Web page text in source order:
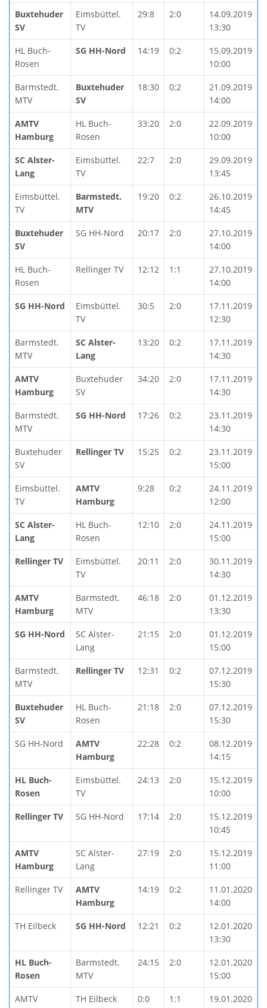
Buxtehuder
SV
Eimsbüttel.
TV
29:8 2:0
14.09.2019
13:30
HL Buch-
Rosen
SG HH-Nord 14:19 0:2
15.09.2019
10:00
Barmstedt.
MTV
Buxtehuder
SV
18:30 0:2
21.09.2019
14:00
AMTV
Hamburg
HL Buch-
Rosen
33:20 2:0
22.09.2019
10:00
SC Alster-
Lang
Eimsbüttel.
TV
22:7 2:0
29.09.2019
13:45
Eimsbüttel.
TV
Barmstedt.
MTV
19:20 0:2
26.10.2019
14:45
Buxtehuder
SV
SG HH-Nord 20:17 2:0
27.10.2019
14:00
HL Buch-
Rosen
Rellinger TV 12:12 1:1
27.10.2019
14:00
SG HH-Nord
Eimsbüttel.
TV
30:5 2:0
17.11.2019
12:30
Barmstedt.
MTV
SC Alster-
Lang
13:20 0:2
17.11.2019
14:30
AMTV
Hamburg
Buxtehuder
SV
34:20 2:0
17.11.2019
14:30
Barmstedt.
MTV
SG HH-Nord 17:26 0:2
23.11.2019
14:30
Buxtehuder
SV
Rellinger TV 15:25 0:2
23.11.2019
15:00
Eimsbüttel.
TV
AMTV
Hamburg
9:28 0:2
24.11.2019
12:00
SC Alster-
Lang
HL Buch-
Rosen
12:10 2:0
24.11.2019
15:00
Rellinger TV
Eimsbüttel.
TV
20:11 2:0
30.11.2019
14:30
AMTV
Hamburg
Barmstedt.
MTV
46:18 2:0
01.12.2019
13:30
SG HH-Nord
SC Alster-
Lang
21:15 2:0
01.12.2019
15:00
Barmstedt.
MTV
Rellinger TV 12:31 0:2
07.12.2019
15:30
Buxtehuder
SV
HL Buch-
Rosen
21:18 2:0
07.12.2019
15:30
SG HH-Nord
AMTV
Hamburg
22:28 0:2
08.12.2019
14:15
HL Buch-
Rosen
Eimsbüttel.
TV
24:13 2:0
15.12.2019
10:00
Rellinger TV SG HH-Nord 17:14 2:0
15.12.2019
10:45
AMTV
Hamburg
SC Alster-
Lang
27:19 2:0
15.12.2019
11:00
Rellinger TV
AMTV
Hamburg
14:19 0:2
11.01.2020
14:00
TH Eilbeck SG HH-Nord 12:21 0:2
12.01.2020
13:30
HL Buch-
Rosen
Barmstedt.
MTV
24:15 2:0
12.01.2020
15:00
AMTV
TH Eilbeck 0:0 1:1
19.01.2020